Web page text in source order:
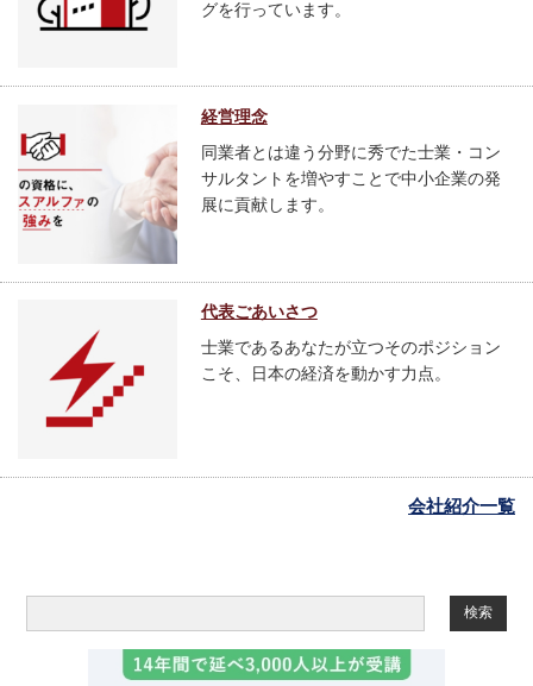
グを行っています。
経営理念
同業者とは違う分野に秀でた士業・コン
サルタントを増やすことで中小企業の発
展に貢献します。
代表ごあいさつ
士業であるあなたが立つそのポジション
こそ、日本の経済を動かす力点。
会社紹介一覧